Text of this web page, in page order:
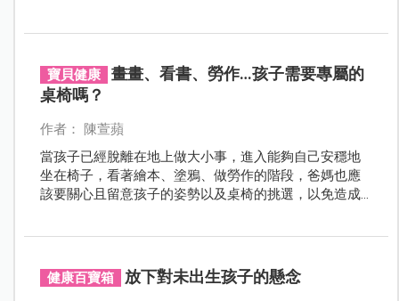
寶貝健康
畫畫、看書、勞作…孩子需要專屬的
桌椅嗎？
作者： 陳萱蘋
當孩子已經脫離在地上做大小事，進入能夠自己安穩地
坐在椅子，看著繪本、塗鴉、做勞作的階段，爸媽也應
該要關心且留意孩子的姿勢以及桌椅的挑選，以免造成
健康百寶箱 放下對未出生孩子的懸念